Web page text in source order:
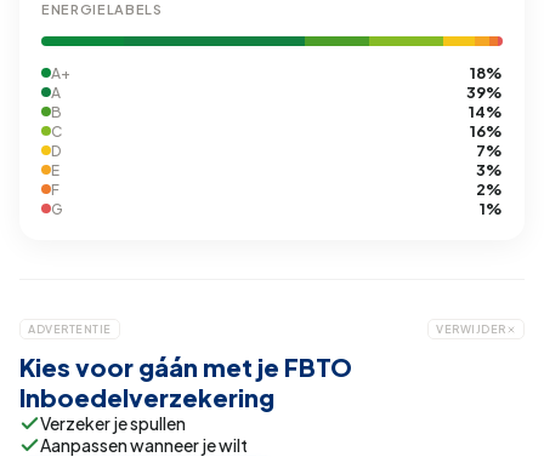
ENERGIELABELS
A+ 18%
A 39%
B 14%
C 16%
D 7%
E 3%
F 2%
G 1%
ADVERTENTIE VERWIJDER
Kies voor gáán met je FBTO
Inboedelverzekering
Verzeker je spullen
Aanpassen wanneer je wilt